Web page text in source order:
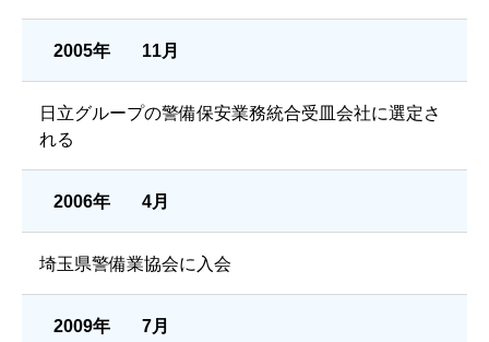
2005年 11月
日立グループの警備保安業務統合受皿会社に選定さ
れる
2006年 4月
埼玉県警備業協会に入会
2009年 7月